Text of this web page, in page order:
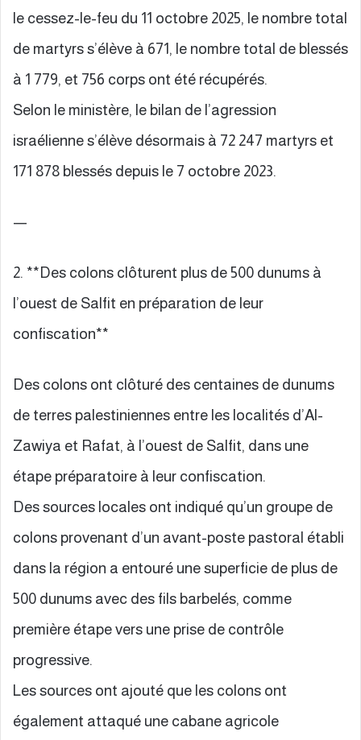
le cessez-le-feu du 11 octobre 2025, le nombre total
de martyrs s’élève à 671, le nombre total de blessés
à 1 779, et 756 corps ont été récupérés.
Selon le ministère, le bilan de l’agression
israélienne s’élève désormais à 72 247 martyrs et
171 878 blessés depuis le 7 octobre 2023.
—
2. **Des colons clôturent plus de 500 dunums à
l’ouest de Salfit en préparation de leur
confiscation**
Des colons ont clôturé des centaines de dunums
de terres palestiniennes entre les localités d’Al-
Zawiya et Rafat, à l’ouest de Salfit, dans une
étape préparatoire à leur confiscation.
Des sources locales ont indiqué qu’un groupe de
colons provenant d’un avant-poste pastoral établi
dans la région a entouré une superficie de plus de
500 dunums avec des fils barbelés, comme
première étape vers une prise de contrôle
progressive.
Les sources ont ajouté que les colons ont
également attaqué une cabane agricole